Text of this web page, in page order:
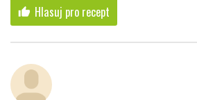
thumb_up Hlasuj pro recept